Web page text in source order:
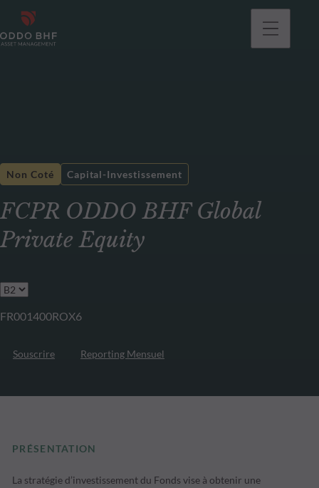
FCPR ODDO BHF Global
Private Equity
Non Coté Capital-Investissement
FR001400ROX6
Souscrire Reporting Mensuel
PRÉSENTATION
La stratégie d’investissement du Fonds vise à obtenir une